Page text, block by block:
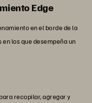
Edge
en el borde de la
los que desempeña un
recopilar, agregar y